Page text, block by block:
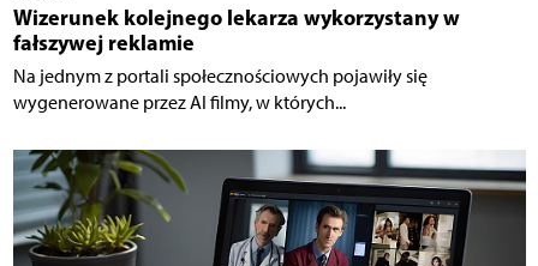
Wizerunek kolejnego lekarza wykorzystany w
fałszywej reklamie
Na jednym z portali społecznościowych pojawiły się
wygenerowane przez AI filmy, w których...